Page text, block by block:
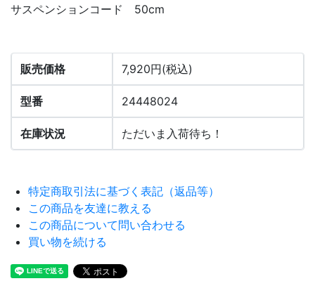
サスペンションコード 50cm
販売価格 7,920円(税込)
型番 24448024
在庫状況 ただいま入荷待ち！
特定商取引法に基づく表記（返品等）
この商品を友達に教える
この商品について問い合わせる
買い物を続ける